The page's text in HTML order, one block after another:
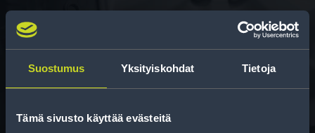
Suostumus Yksityiskohdat Tietoja
Tämä sivusto käyttää evästeitä
Rengasinfo
Tavallisen ihmisen tietoa merkinnöistä, renkaista ja
niiden huoltamisesta.